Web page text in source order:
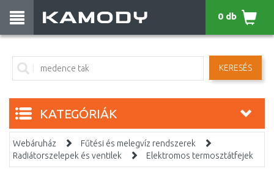
KERESÉS
0 db
KATEGÓRIÁK
Webáruház
Fűtési és melegvíz rendszerek
Radiátorszelepek és ventilek
Elektromos termosztátfejek